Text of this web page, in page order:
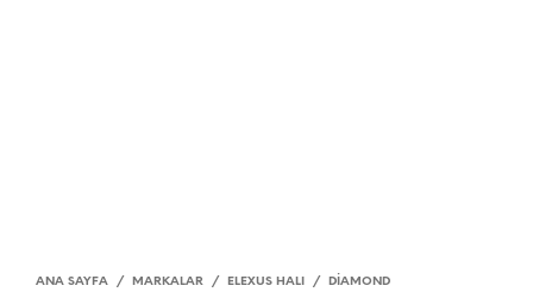
ANA SAYFA / MARKALAR / ELEXUS HALI / DIAMOND